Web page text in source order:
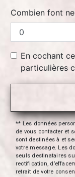
Combien font
En cochant
particulières
** Les données
de vous contacter et
sont destinées à et
votre message. Les
seuls destinataires
rectification,
retrait de votre